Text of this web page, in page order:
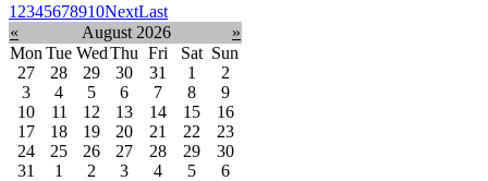
1 2345678910NextLast
«
August 2026
»
Mon Tue WedThu Fri Sat Sun
27
28 29 30 31 1
2
3
4 5 6 7 8
9
10
11 12 13 14 15
16
17
18 19 20 21 22
23
24
25 26 27 28 29
30
31
1 2 3 4 5 6